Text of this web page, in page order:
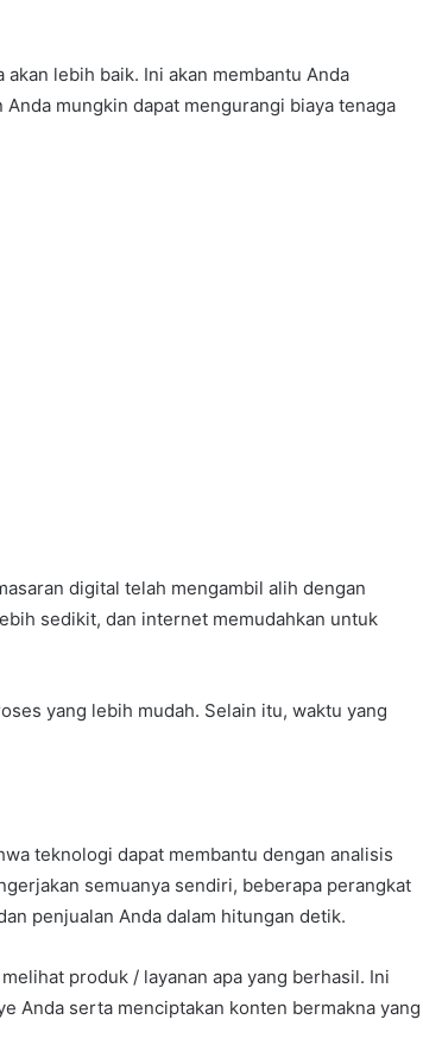
lebih baik. Ini akan membantu Anda
mungkin dapat mengurangi biaya tenaga
digital telah mengambil alih dengan
sedikit, dan internet memudahkan untuk
yang lebih mudah. Selain itu, waktu yang
teknologi dapat membantu dengan analisis
semuanya sendiri, beberapa perangkat
penjualan Anda dalam hitungan detik.
produk / layanan apa yang berhasil. Ini
Anda serta menciptakan konten bermakna yang